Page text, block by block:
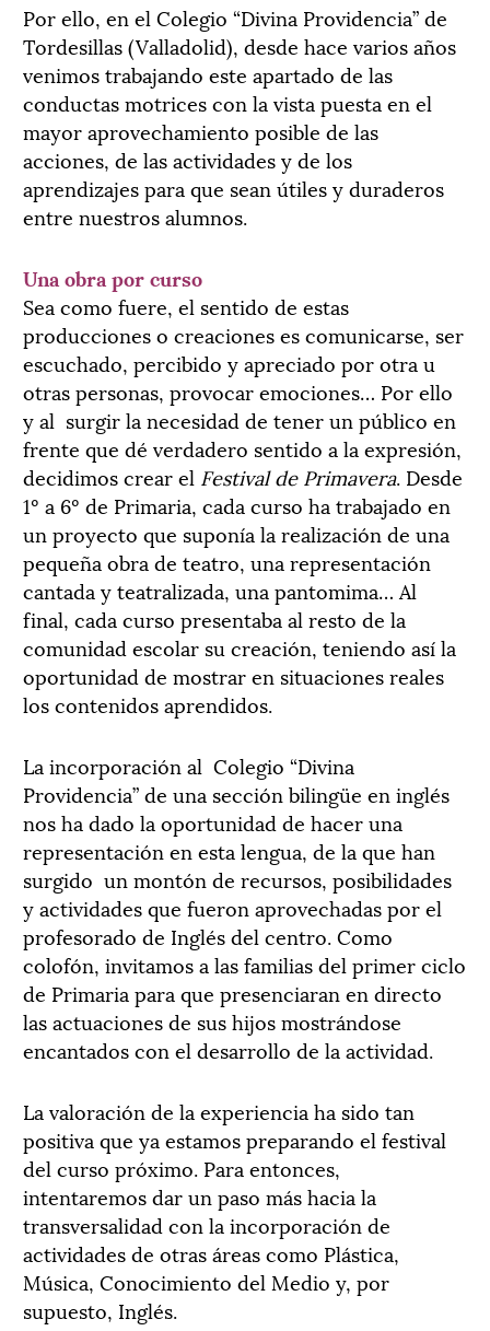
Por ello, en el Colegio “Divina Providencia” de
Tordesillas (Valladolid), desde hace varios años
venimos trabajando este apartado de las
conductas motrices con la vista puesta en el
mayor aprovechamiento posible de las
acciones, de las actividades y de los
aprendizajes para que sean útiles y duraderos
entre nuestros alumnos.
Una obra por curso
Sea como fuere, el sentido de estas
producciones o creaciones es comunicarse, ser
escuchado, percibido y apreciado por otra u
otras personas, provocar emociones… Por ello
y al surgir la necesidad de tener un público en
frente que dé verdadero sentido a la expresión,
decidimos crear el Festival de Primavera. Desde
1º a 6º de Primaria, cada curso ha trabajado en
un proyecto que suponía la realización de una
pequeña obra de teatro, una representación
cantada y teatralizada, una pantomima… Al
final, cada curso presentaba al resto de la
comunidad escolar su creación, teniendo así la
oportunidad de mostrar en situaciones reales
los contenidos aprendidos.
La incorporación al Colegio “Divina
Providencia” de una sección bilingüe en inglés
nos ha dado la oportunidad de hacer una
representación en esta lengua, de la que han
surgido un montón de recursos, posibilidades
y actividades que fueron aprovechadas por el
profesorado de Inglés del centro. Como
colofón, invitamos a las familias del primer ciclo
de Primaria para que presenciaran en directo
las actuaciones de sus hijos mostrándose
encantados con el desarrollo de la actividad.
La valoración de la experiencia ha sido tan
positiva que ya estamos preparando el festival
del curso próximo. Para entonces,
intentaremos dar un paso más hacia la
transversalidad con la incorporación de
actividades de otras áreas como Plástica,
Música, Conocimiento del Medio y, por
supuesto, Inglés.